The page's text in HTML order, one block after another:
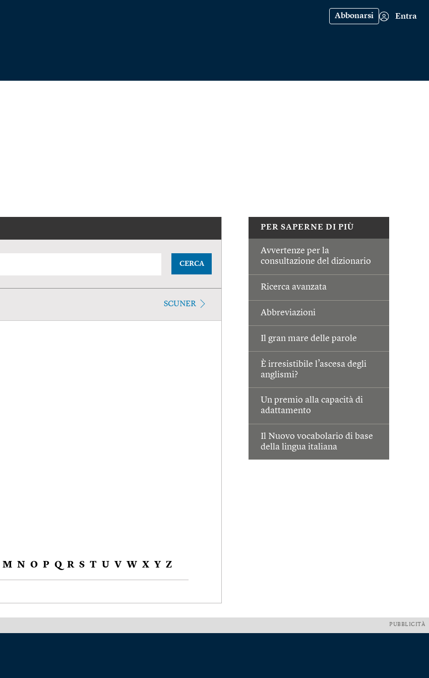
Abbonarsi Entra
PER SAPERNE DI PIÙ
Avvertenze per la
consultazione del dizionario
Ricerca avanzata
Abbreviazioni
Il gran mare delle parole
È irresistibile l’ascesa degli
anglismi?
Un premio alla capacità di
adattamento
Il Nuovo vocabolario di base
della lingua italiana
CERCA
SCUNER
M N O P Q R S T U V W X Y Z
PUBBLICITÀ